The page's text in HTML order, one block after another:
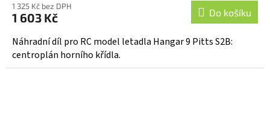
1 325 Kč bez DPH
1 603 Kč Do košíku
Náhradní díl pro RC model letadla Hangar 9 Pitts S2B:
centroplán horního křídla.